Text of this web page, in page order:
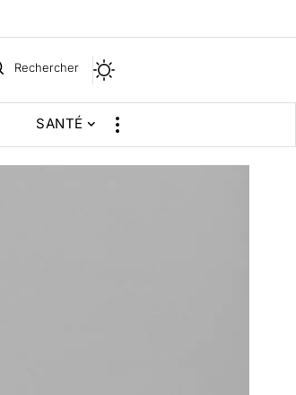
Rechercher
SANTÉ